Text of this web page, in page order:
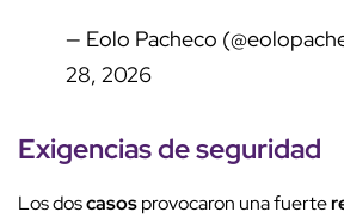
— Eolo Pacheco
28, 2026
Exigencias deseguridad
Los doscasosprovocaron una fuerte